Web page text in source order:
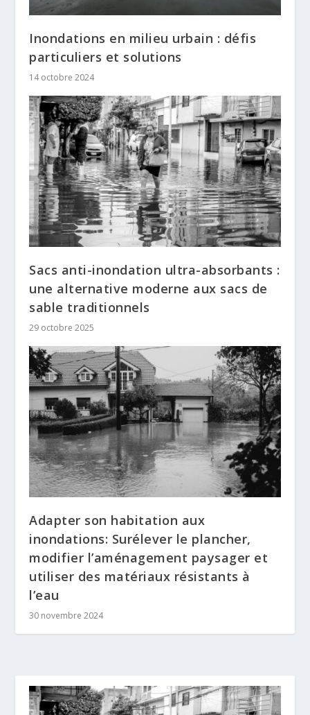
Inondations en milieu urbain : défis
particuliers et solutions
14 octobre 2024
Sacs anti-inondation ultra-absorbants :
une alternative moderne aux sacs de
sable traditionnels
29 octobre 2025
Adapter son habitation aux
inondations: Surélever le plancher,
modifier l’aménagement paysager et
utiliser des matériaux résistants à
l’eau
30 novembre 2024